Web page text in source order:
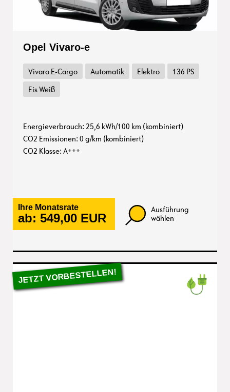
Opel Vivaro-e
Vivaro E-Cargo Automatik Elektro
136 PS
Eis Weiß
Energieverbrauch: 25,6 kWh/100 km (kombiniert)
CO2 Emissionen: 0 g/km (kombiniert)
CO2 Klasse: A+++
Ihre Monatsrate
ab: 549,00 EUR
Ausführung
wählen